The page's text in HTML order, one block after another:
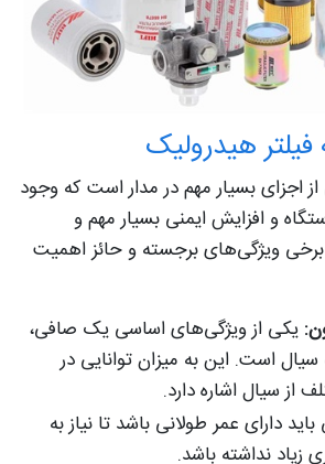
هیدرولیک
اجزای بسیار مهم در مدار است که وجود
و افزایش ایمنی بسیار مهم و
ویژگی‌های برجسته و حائز اهمیت
یکی از ویژگی‌های اساسی یک صافی،
سیال است. این به میزان توانایی در
سیال اشاره دارد.
دارای عمر طولانی باشد تا نیاز به
زیاد نداشته باشد.